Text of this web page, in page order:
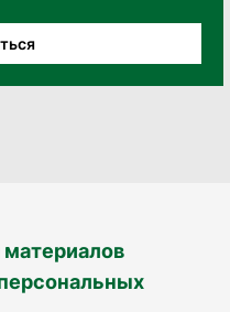
материалов